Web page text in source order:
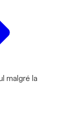
malgré la